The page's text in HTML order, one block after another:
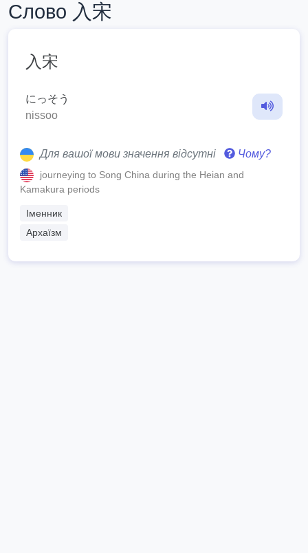
Слово 入宋
入宋
にっそう
nissoo
Для вашої мови значення відсутні Чому?
journeying to Song China during the Heian and
Kamakura periods
Іменник
Архаїзм